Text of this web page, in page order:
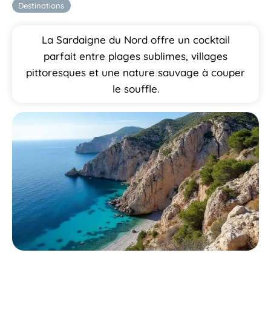
Destinations
La Sardaigne du Nord offre un cocktail
parfait entre plages sublimes, villages
pittoresques et une nature sauvage à couper
le souffle.